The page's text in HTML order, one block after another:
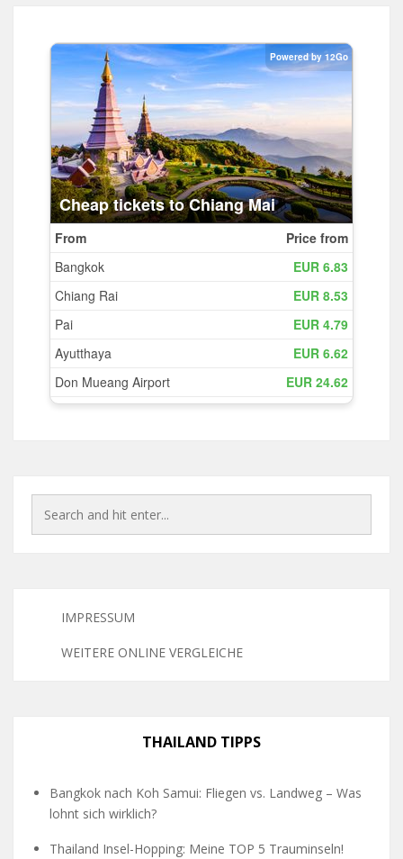
IMPRESSUM
WEITERE ONLINE VERGLEICHE
THAILAND TIPPS
Bangkok nach Koh Samui: Fliegen vs. Landweg – Was
lohnt sich wirklich?
Thailand Insel-Hopping: Meine TOP 5 Trauminseln!